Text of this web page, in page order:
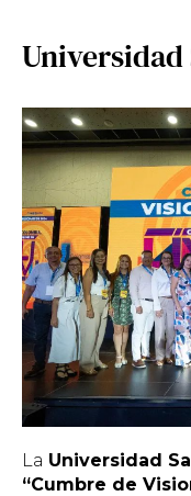
Universidad
La Universidad
“Cumbre de